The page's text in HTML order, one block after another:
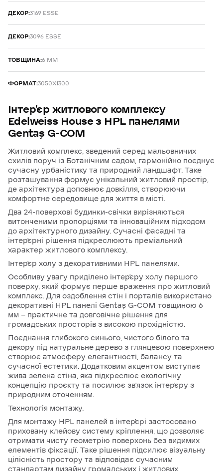
ДЕКОР:3169 ESSE
ДЕКОР:3096 ESSE
ТОВЩИНА:6 ММ
ФОРМАТ:3050Х1300
Інтер’єр житлового комплексу
Edelweiss Houseз HPL панелями
Gentaş G-COM
Житловий комплекс, зведений серед мальовничих
схилів поруч із Ботанічним садом, гармонійно поєднує
сучасну урбаністику та природний ландшафт. Таке
розташування формує унікальний житловий простір,
де архітектура доповнює довкілля, створюючи
комфортне середовище для життя в місті.
Два 24-поверхові будинки-свічки вирізняються
витонченими пропорціями та інноваційним підходом
до архітектурного дизайну. Сучасні фасадні та
інтер’єрні рішення підкреслюють преміальний
характер житлового комплексу.
Інтер’єр холу з декоративними HPL панелями.
Особливу увагу приділено інтер’єру холу першого
поверху, який формує перше враження про житловий
комплекс. Для оздоблення стін і порталів використано
декоративні HPL панелі Gentaş G-COM товщиною 6
мм — практичне та довговічне рішення для
громадських просторів з високою прохідністю.
Поєднання глибокого синього, чистого білого та
декору під натуральне дерево з глянцевою поверхнею
створює атмосферу елегантності, балансу та
сучасної естетики. Додатковим акцентом виступає
жива зелена стіна, яка підкреслює екологічну
концепцію проєкту та посилює зв’язок інтер’єру з
природним оточенням.
Технологія монтажу.
Для монтажу HPL панелей в інтер’єрі застосовано
приховану клейову систему кріплення, що дозволяє
отримати чисту геометрію поверхонь без видимих
елементів фіксації. Таке рішення підсилює візуальну
цілісність простору та відповідає сучасним
стандартам дизайну громадських і житлових